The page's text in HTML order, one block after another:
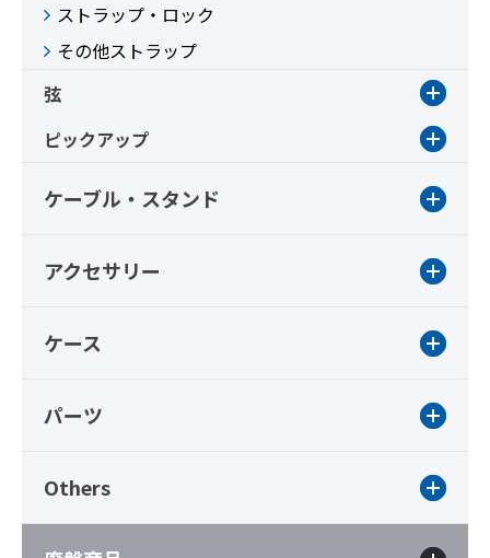
ストラップ・ロック
その他ストラップ
弦
ピックアップ
ケーブル・スタンド
アクセサリー
ケース
パーツ
Others